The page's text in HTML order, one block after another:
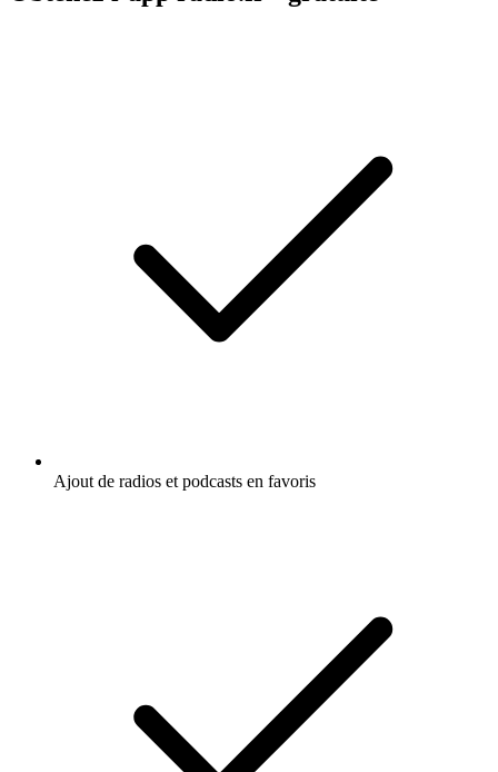
Ajout de radios et podcasts en favoris